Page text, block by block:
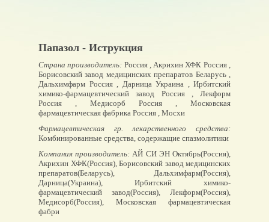
Папазол - Иструкция
Страна производитель: Россия , Акрихин ХФК Россия ,
Борисовский завод медицинских препаратов Беларусь ,
Дальхимфарм Россия , Дарница Украина , Ирбитский
химико-фармацевтический завод Россия , Лекформ
Россия , Медисорб Россия , Московская
фармацевтическая фабрика Россия , Мосхи
Фармацевтическая гр. лекарственного средства:
Комбинированные средства, содержащие спазмолитики
Компания производитель: АЙ СИ ЭН Октябрь(Россия),
Акрихин ХФК(Россия), Борисовский завод медицинских
препаратов(Беларусь), Дальхимфарм(Россия),
Дарница(Украина), Ирбитский химико-
фармацевтический завод(Россия), Лекформ(Россия),
Медисорб(Россия), Московская фармацевтическая
фабри